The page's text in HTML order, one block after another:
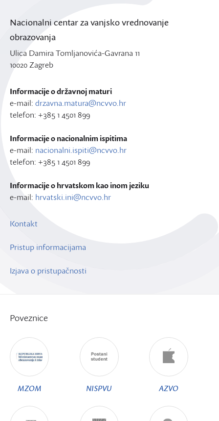
Nacionalni centar za vanjsko vrednovanje
obrazovanja
Ulica Damira Tomljanovića-Gavrana 11
10020 Zagreb
Informacije o državnoj maturi
e-mail: drzavna.matura@ncvvo.hr
telefon: +385 1 4501 899
Informacije o nacionalnim ispitima
e-mail: nacionalni.ispiti@ncvvo.hr
telefon: +385 1 4501 899
Informacije o hrvatskom kao inom jeziku
e-mail: hrvatski.ini@ncvvo.hr
Kontakt
Pristup informacijama
Izjava o pristupačnosti
Poveznice
MZOM NISPVU AZVO